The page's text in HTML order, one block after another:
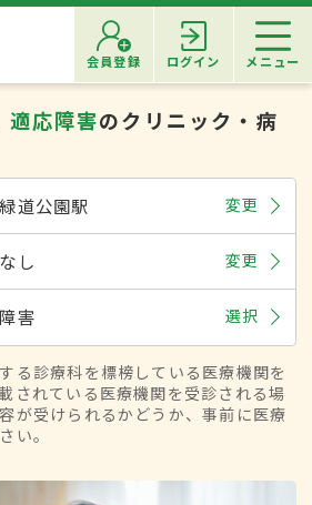
会員登録 ログイン メニュー
適応障害のクリニック・病
道公園駅 変更
し 変更
害 選択
る診療科を標榜している医療機関を
されている医療機関を受診される場
が受けられるかどうか、事前に医療
い。